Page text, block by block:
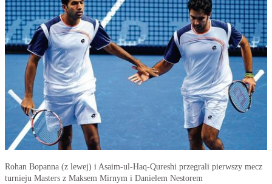
Rohan Bopanna (z lewej) i Asaim-ul-Haq-Qureshi przegrali pierwszy mecz
turnieju Masters z Maksem Mirnym i Danielem Nestorem